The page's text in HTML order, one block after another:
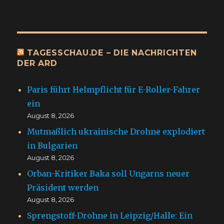
TAGESSCHAU.DE – DIE NACHRICHTEN
DER ARD
Paris führt Helmpflicht für E-Roller-Fahrer
ein
August 8, 2026
Mutmaßlich ukrainische Drohne explodiert
in Bulgarien
August 8, 2026
Orban-Kritiker Baka soll Ungarns neuer
Präsident werden
August 8, 2026
Sprengstoff-Drohne in Leipzig/Halle: Ein